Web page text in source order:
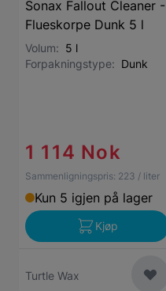
Sonax Fallout Cleaner -
Flueskorpe Dunk 5 l
Volum: 5 l
Forpakningstype: Dunk
1 114 Nok
Sammenligningspris: 223 / liter
Kun 5 igjen på lager
Kjøp
Turtle Wax